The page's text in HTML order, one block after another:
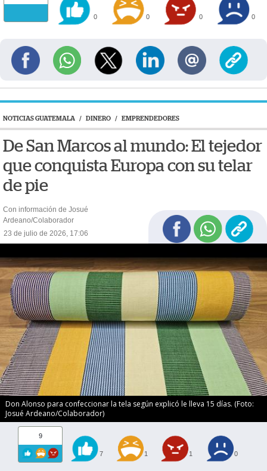
0 0 0 0
NOTICIAS GUATEMALA / DINERO / EMPRENDEDORES
De San Marcos al mundo: El tejedor
que conquista Europa con su telar
de pie
Con información de Josué
Ardeano/Colaborador
23 de julio de 2026, 17:06
Don Alonso para confeccionar la tela según explicó le lleva 15 días. (Foto:
Josué Ardeano/Colaborador)
9
7 1 1 0